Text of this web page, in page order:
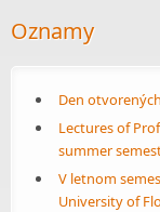
Oznamy
Den
Lectures of
summer
V letnom
University of